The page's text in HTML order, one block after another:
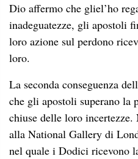
Dio affermo che gliel’ho
inadeguatezze, gli apostoli
loro azione sul perdono
loro.
La seconda conseguenza
che gli apostoli superano la
chiuse delle loro incertezze.
alla National Gallery di
nel quale i Dodici ricevono